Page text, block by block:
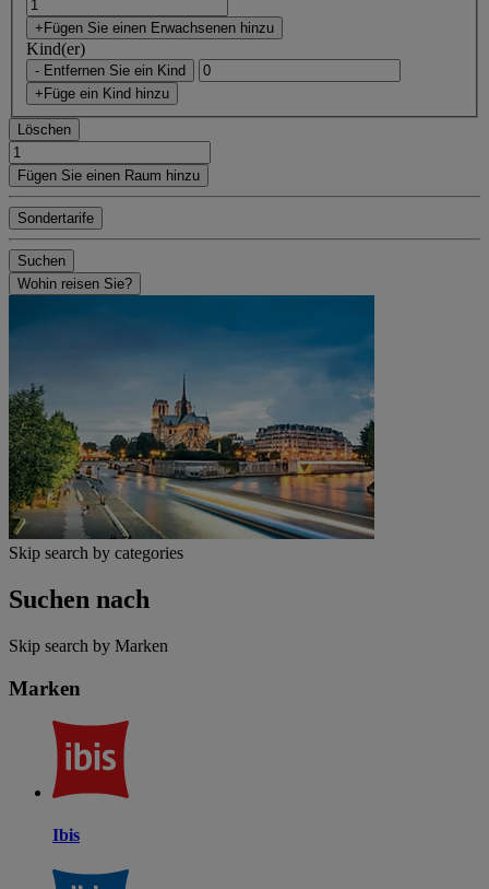
+Fügen Sie einen Erwachsenen hinzu
Kind(er)
- Entfernen Sie ein Kind
+Füge ein Kind hinzu
Löschen
Fügen Sie einen Raum hinzu
Sondertarife
Suchen
Wohin reisen Sie?
Skip search by categories
Suchen nach
Skip search by Marken
Marken
Ibis